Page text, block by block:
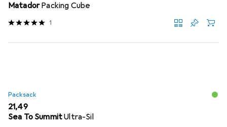
MatadorPacking Cube
1
Packsack
EUR
21,49
Sea To SummitUltra-Sil